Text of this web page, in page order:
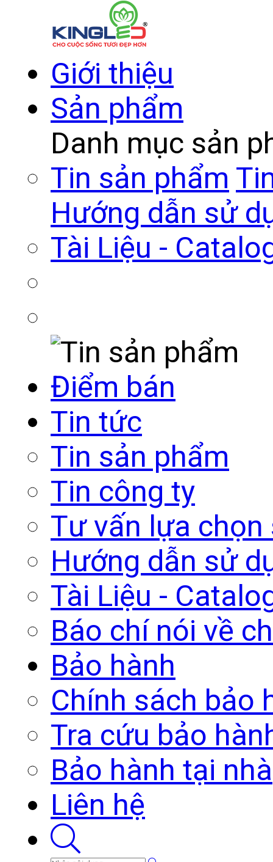
Giới thiệu
Sản phẩm
Danh mục sản
Tin sản phẩm
Hướng dẫn sử
Tài Liệu -
Điểm bán
Tin tức
Tin sản phẩm
Tin công ty
Tư vấn lựa chọn
Hướng dẫn sử
Tài Liệu -
Báo chí nói về
Bảo hành
Chính sách bảo
Tra cứu bảo
Bảo hành tại nhà
Liên hệ